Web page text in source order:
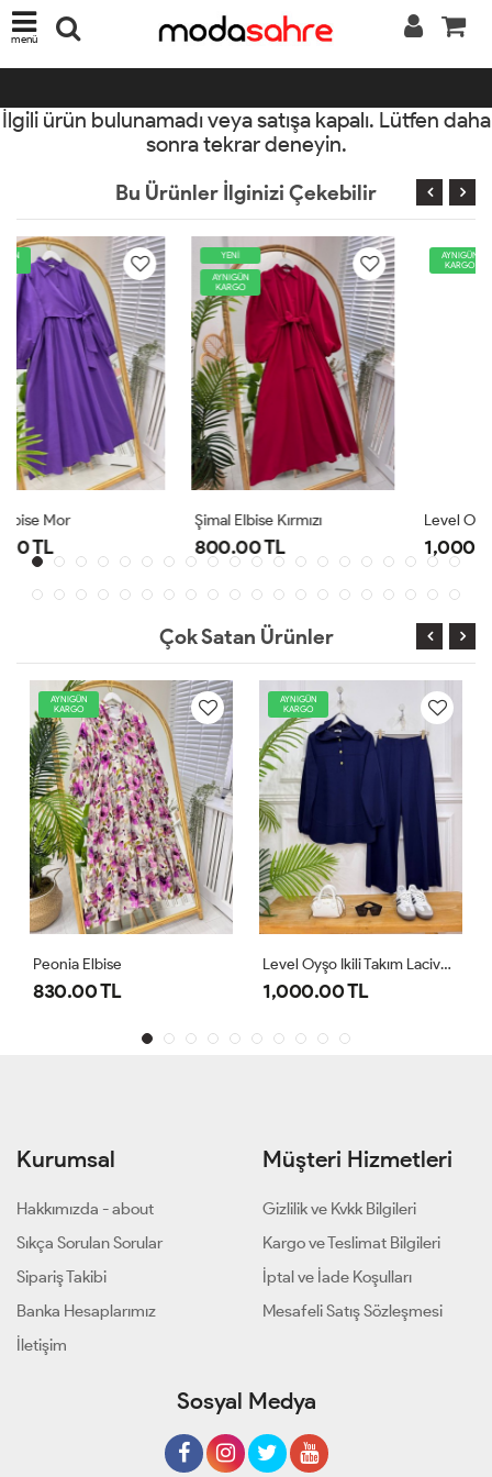
menü
İlgili ürün bulunamadı veya satışa kapalı. Lütfen daha
sonra tekrar deneyin.
Bu Ürünler İlginizi Çekebilir
YENİ
AYNIGÜN
KARGO
Şimal Elbise Kırmızı
800.00 TL
AYNIGÜN
KARGO
Level Oyşo Ikili Takım Lacivert
1,000.00 TL
Çok Satan Ürünler
AYNIGÜN
KARGO
1,000.00 TL
AYNIGÜN
KARGO
Zeren Elbise Pudra
800.00 TL
Kurumsal
Hakkımızda - about
Sıkça Sorulan Sorular
Sipariş Takibi
Banka Hesaplarımız
İletişim
Müşteri Hizmetleri
Gizlilik ve Kvkk Bilgileri
Kargo ve Teslimat Bilgileri
İptal ve İade Koşulları
Mesafeli Satış Sözleşmesi
Sosyal Medya